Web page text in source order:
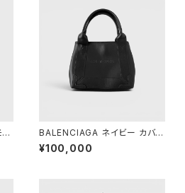
BALENCIAGA ネイビー カバ X
S ブラック
¥100,000